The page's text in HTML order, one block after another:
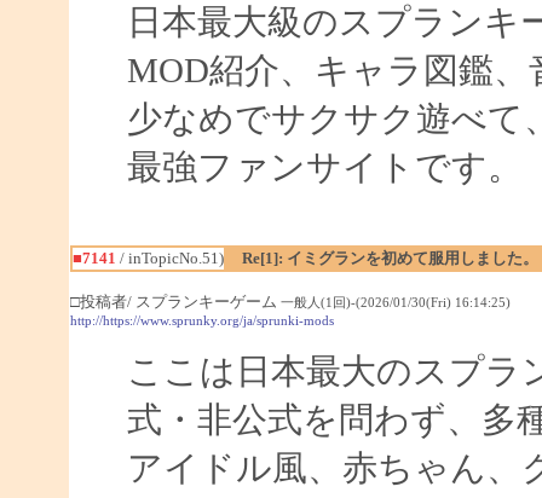
日本最大級のスプランキ
MOD紹介、キャラ図鑑
少なめでサクサク遊べて
最強ファンサイトです。
■7141 / inTopicNo.51) Re[1]: イミグランを初めて服用しました。
□投稿者/ スプランキーゲーム 一般人(1回)-(2026/01/30(Fri) 16:14:25)
http://https://www.sprunky.org/ja/sprunki-mods
ここは日本最大のスプラ
式・非公式を問わず、多
アイドル風、赤ちゃん、